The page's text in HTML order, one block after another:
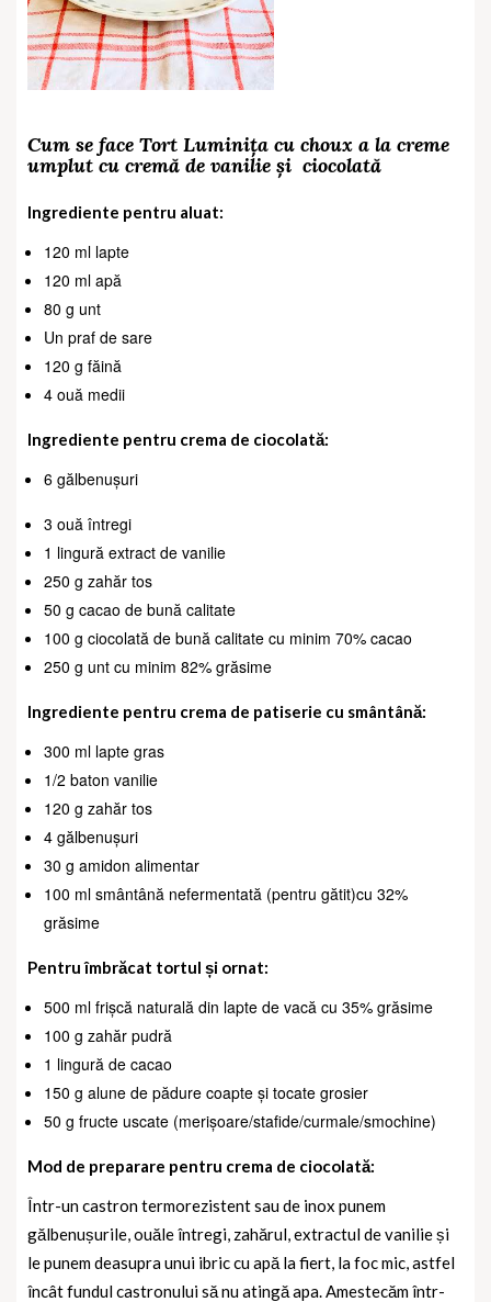
Cum se face Tort Luminița cu choux a la creme
umplut cu cremă de vanilie și ciocolată
Ingrediente pentru aluat:
120 ml lapte
120 ml apă
80 g unt
Un praf de sare
120 g făină
4 ouă medii
Ingrediente pentru crema de ciocolată:
6 gălbenușuri
3 ouă întregi
1 lingură extract de vanilie
250 g zahăr tos
50 g cacao de bună calitate
100 g ciocolată de bună calitate cu minim 70% cacao
250 g unt cu minim 82% grăsime
Ingrediente pentru crema de patiserie cu smântână:
300 ml lapte gras
1/2 baton vanilie
120 g zahăr tos
4 gălbenușuri
30 g amidon alimentar
100 ml smântână nefermentată (pentru gătit)cu 32%
grăsime
Pentru îmbrăcat tortul și ornat:
500 ml frișcă naturală din lapte de vacă cu 35% grăsime
100 g zahăr pudră
1 lingură de cacao
150 g alune de pădure coapte și tocate grosier
50 g fructe uscate (merișoare/stafide/curmale/smochine)
Mod de preparare pentru crema de ciocolată:
Într-un castron termorezistent sau de inox punem
gălbenușurile, ouăle întregi, zahărul, extractul de vanilie și
le punem deasupra unui ibric cu apă la fiert, la foc mic, astfel
încât fundul castronului să nu atingă apa.Amestecăm într-